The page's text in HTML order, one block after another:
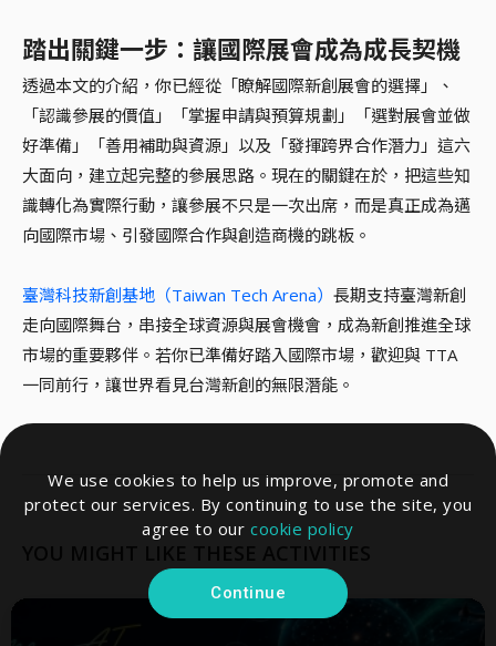
We use cookies to help us improve, promote and
protect our services. By continuing to use the site, you
agree to our cookie policy
Continue
踏出關鍵一步：讓國際展會成為成長契機
透過本文的介紹，你已經從「瞭解國際新創展會的選擇」、
「認識參展的價值」「掌握申請與預算規劃」「選對展會並做
好準備」「善用補助與資源」以及「發揮跨界合作潛力」這六
大面向，建立起完整的參展思路。現在的關鍵在於，把這些知
識轉化為實際行動，讓參展不只是一次出席，而是真正成為邁
向國際市場、引發國際合作與創造商機的跳板。
臺灣科技新創基地（Taiwan Tech Arena） 長期支持臺灣新創
走向國際舞台，串接全球資源與展會機會，成為新創推進全球
市場的重要夥伴。若你已準備好踏入國際市場，歡迎與 TTA
一同前行，讓世界看見台灣新創的無限潛能。